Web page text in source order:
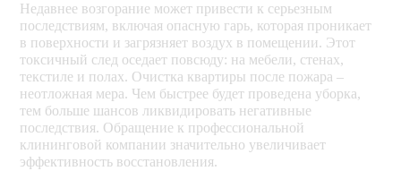
Недавнее возгорание может привести к серьезным
последствиям, включая опасную гарь, которая проникает
в поверхности и загрязняет воздух в помещении. Этот
токсичный след оседает повсюду: на мебели, стенах,
текстиле и полах. Очистка квартиры после пожара –
неотложная мера. Чем быстрее будет проведена уборка,
тем больше шансов ликвидировать негативные
последствия. Обращение к профессиональной
клининговой компании значительно увеличивает
эффективность восстановления.